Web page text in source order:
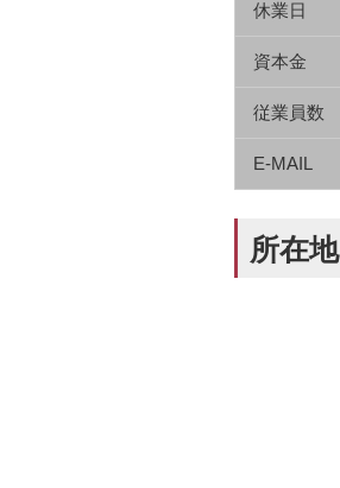
休業日
資本金
従業員数
E-MAIL
所在地